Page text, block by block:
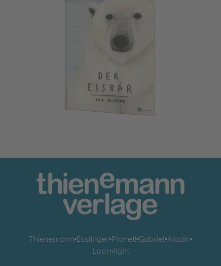
Thienemann•Esslinger•Planet!•Gabriel•Aladin•
Loomlight